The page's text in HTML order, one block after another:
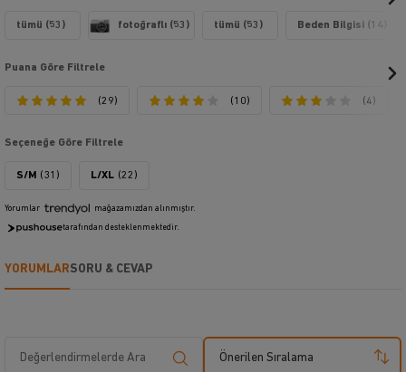
tümü (53) fotoğraflı (53) tümü (53) Beden Bilgisi (14)
Puana Göre Filtrele
(29) (10) (4)
Seçeneğe Göre Filtrele
S/M (31) L/XL (22)
Yorumlar mağazamızdan alınmıştır.
tarafından desteklenmektedir.
YORUMLARSORU & CEVAP
Önerilen Sıralama